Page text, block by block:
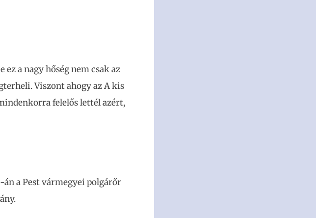
ez a nagy hőség nem csak az
Viszont ahogy az A kis
felelős lettél azért,
a Pest vármegyei polgárőr